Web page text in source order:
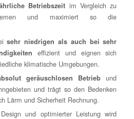
Betriebszeit im Vergleich zu
und maximiert so die
sehr niedrigen als auch bei sehr
effizient und eignen sich
klimatische Umgebungen.
geräuschlosen Betrieb und
und trägt so den Bedenken
Lärm und Sicherheit Rechnung.
und optimierter Leistung wird